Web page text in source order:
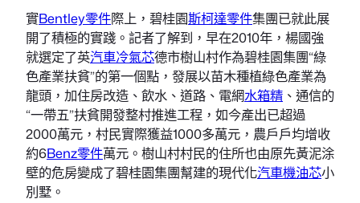
實Bentley零件際上，碧桂園斯柯達零件集團已就此展
開了積極的實踐。記者了解到，早在2010年，楊國強
就選定了英汽車冷氣芯德市樹山村作為碧桂園集團“綠
色產業扶貧”的第一個點，發展以苗木種植綠色產業為
龍頭，加住房改造、飲水、道路、電網水箱精 、通信的
“一帶五”扶貧開發整村推進工程，如今產出已超過
2000萬元，村民實際獲益1000多萬元，農戶戶均增收
約6Benz零件萬元。樹山村村民的住所也由原先黃泥涂
壁的危房變成了碧桂園集團幫建的現代化汽車機油芯小
別墅。